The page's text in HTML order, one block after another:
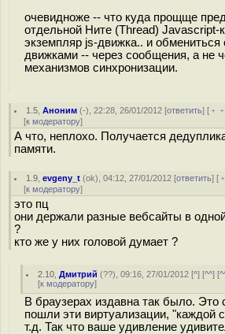
очевидноже -- что куда прощще
отдельной Ните (Thread) Javascript-
экземпляр js-движка.. и
движками -- через сообщения, а не
механизмов синхронизации.
1.5 ,Аноним (-), 22:28, 26/01/2012 [ответить] [
[к модератору]
А что, неплохо. Получается
памяти.
1.9 ,evgeny_t (ok), 04:12, 27/01/2012 [ответить] [
[к модератору]
это пц
они держали разные вебсайты в
?
кто же у них головой думает ?
2.10 ,Дмитрий (??), 09:16, 27/01/2012 [^] [^^] [
[к модератору]
В браузерах издавна так было. Это
пошли эти виртуализации, "каждой
т.д. Так что ваше удивление